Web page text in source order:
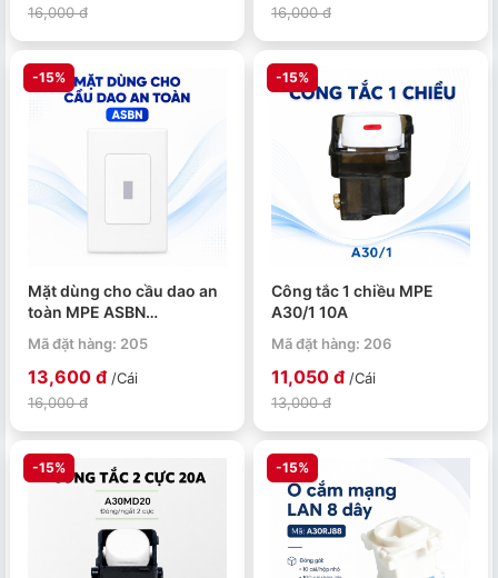
16,000 đ
16,000 đ
-15%
Mặt dùng cho cầu dao an
toàn MPE ASBN
Mã đặt hàng: 205
13,600 đ /Cái
16,000 đ
-15%
Công tắc 1 chiều MPE
A30/1 10A
Mã đặt hàng: 206
11,050 đ /Cái
13,000 đ
-15% -15%